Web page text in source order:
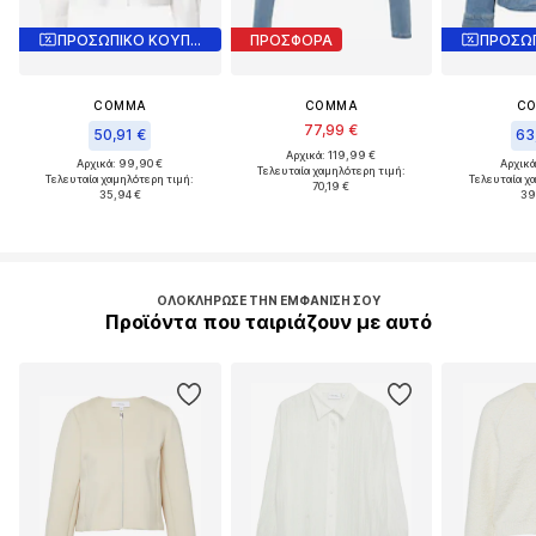
ΠΡΟΣΩΠΙΚΟ ΚΟΥΠΟΝΙ
COMMA
50,91 €
Αρχικά: 99,90 €
Τελευταία χαμηλότερη τιμή:
35,94 €
ΠΡΟΣΦΟΡΑ
COMMA
77,99 €
Αρχικά: 119,99 €
Τελευταία χαμηλότερη τιμή:
70,19 €
Τελευταία
ΟΛΟΚΛΉΡΩΣΕ ΤΗΝ ΕΜΦΆΝΙΣΉ ΣΟΥ
Προϊόντα που ταιριάζουν με αυτό